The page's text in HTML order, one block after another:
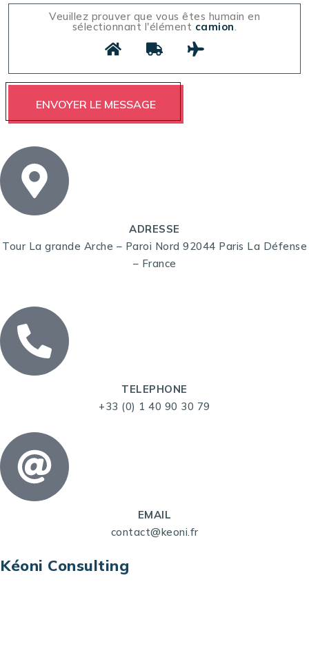
Veuillez prouver que vous êtes humain en
sélectionnant l'élément camion.
ADRESSE
Tour La grande Arche – Paroi Nord 92044 Paris La Défense
– France
TELEPHONE
+33 (0) 1 40 90 30 79
EMAIL
contact@keoni.fr
Kéoni Consulting